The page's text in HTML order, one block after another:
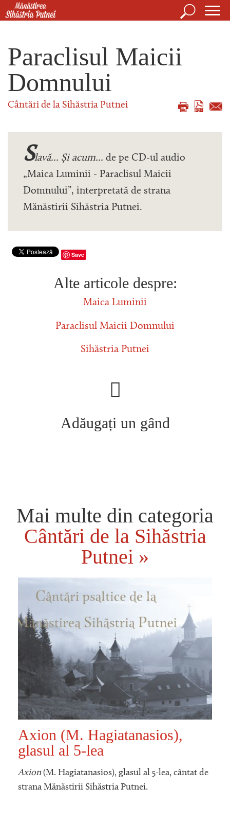
Mergi la conţinutul principal
Căutare
Paraclisul Maicii
Domnului
Cântări de la Sihăstria Putnei
Slavă... Și acum... de pe CD-ul audio
„Maica Luminii - Paraclisul Maicii
Domnului”, interpretată de strana
Mănăstirii Sihăstria Putnei.
Save
Alte articole despre:
Maica Luminii
Paraclisul Maicii Domnului
Sihăstria Putnei
Adăugați un gând
Mai multe din categoria
Cântări de la Sihăstria
Putnei »
Axion (M. Hagiatanasios),
glasul al 5-lea
Axion(M. Hagiatanasios), glasul al 5-lea, cântat de
strana Mănăstirii Sihăstria Putnei.